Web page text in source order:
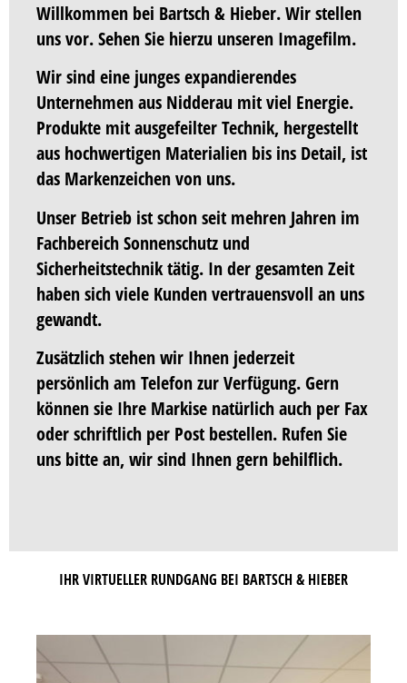
Willkommen bei Bartsch & Hieber. Wir stellen
uns vor. Sehen Sie hierzu unseren Imagefilm.
Wir sind eine junges expandierendes
Unternehmen aus Nidderau mit viel Energie.
Produkte mit ausgefeilter Technik, hergestellt
aus hochwertigen Materialien bis ins Detail, ist
das Markenzeichen von uns.
Unser Betrieb ist schon seit mehren Jahren im
Fachbereich Sonnenschutz und
Sicherheitstechnik tätig. In der gesamten Zeit
haben sich viele Kunden vertrauensvoll an uns
gewandt.
Zusätzlich stehen wir Ihnen jederzeit
persönlich am Telefon zur Verfügung. Gern
können sie Ihre Markise natürlich auch per Fax
oder schriftlich per Post bestellen. Rufen Sie
uns bitte an, wir sind Ihnen gern behilflich.
IHR VIRTUELLER RUNDGANG BEI BARTSCH & HIEBER